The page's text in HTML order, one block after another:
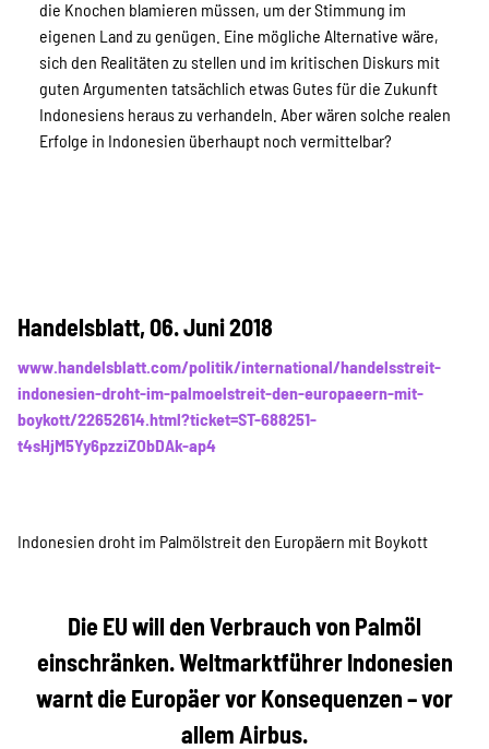
die Knochen blamieren müssen, um der Stimmung im
eigenen Land zu genügen. Eine mögliche Alternative wäre,
sich den Realitäten zu stellen und im kritischen Diskurs mit
guten Argumenten tatsächlich etwas Gutes für die Zukunft
Indonesiens heraus zu verhandeln. Aber wären solche realen
Erfolge in Indonesien überhaupt noch vermittelbar?
Handelsblatt, 06. Juni 2018
www.handelsblatt.com/politik/international/handelsstreit-
indonesien-droht-im-palmoelstreit-den-europaeern-mit-
boykott/22652614.html?ticket=ST-688251-
t4sHjM5Yy6pzziZObDAk-ap4
Indonesien droht im Palmölstreit den Europäern mit Boykott
Die EU will den Verbrauch von Palmöl
einschränken. Weltmarktführer Indonesien
warnt die Europäer vor Konsequenzen – vor
allem Airbus.